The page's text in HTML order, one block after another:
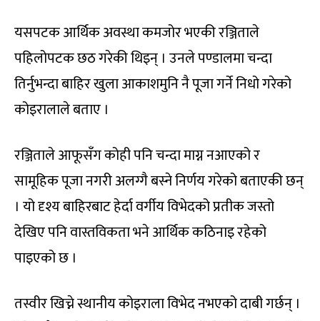
यसपटक आर्थिक अवस्था कमजोर भएकी रञ्जिताले
पहिलोपटक छठ गरेकी थिइन् । उनले पण्डालमा चन्दा
तिर्नुभन्दा बाहिर खुला आकाशमुनि नै पूजा गर्ने निधो गरेको
कोइरालाले बताए ।
रञ्जिताले आफूसँग कोही पनि चन्दा माग्न नआएको र
सामूहिक पूजा नगरी अलग्गै बस्ने निर्णय गरेको बताएकी छन्
। यो दृश्य बाहिरबाट हेर्दा वर्गीय विभेदको प्रतीक जस्तो
देखिए पनि वास्तविकता भने आर्थिक कठिनाइ रहेको
पाइएको छ ।
तस्वीर खिच्ने स्थानीय कोइराला विभेद नभएको दाबी गर्छन् ।